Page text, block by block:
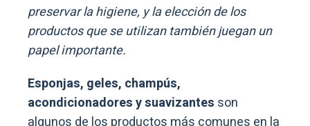
preservar la higiene, y la elección de los
productos que se utilizan también juegan un
papel importante.
Esponjas, geles, champús,
acondicionadores y suavizantes son
algunos de los productos más comunes en la